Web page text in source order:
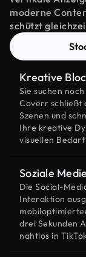
moderne
schützt
Kreative
Sie suchen
Coverr schließt
Szenen und
Ihre kreative
visuellen
Soziale
Die Social-
Interaktion
drei Sekunden
nahtlos in